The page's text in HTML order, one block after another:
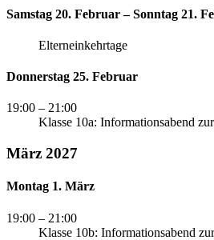
Samstag 20. Februar – Sonntag 21.
Elterneinkehrtage
Donnerstag 25. Februar
19:00 – 21:00
Klasse 10a: Informationsabend
März 2027
Montag 1. März
19:00 – 21:00
Klasse 10b: Informationsabend